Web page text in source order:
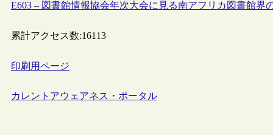
E603 – 図書館情報協会年次大会に見る南アフリカ図書館界
累計アクセス数:16113
印刷用ページ
カレントアウェアネス・ポータル